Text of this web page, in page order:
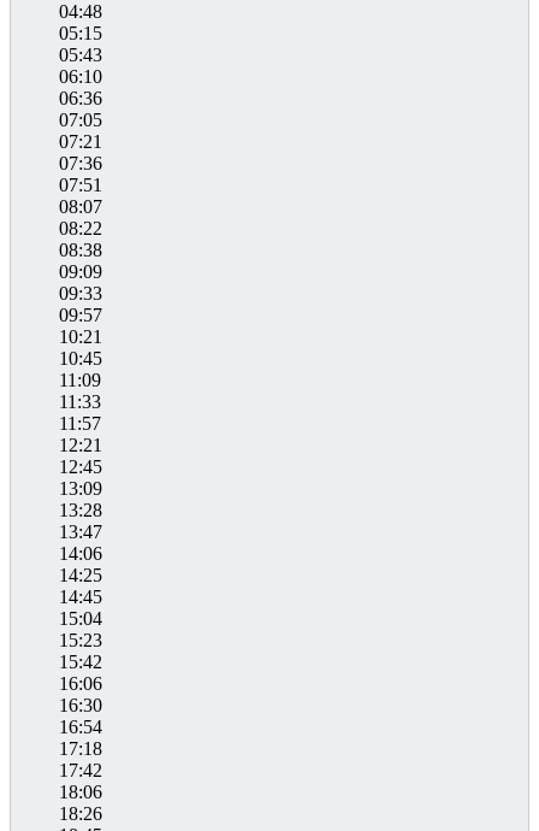
04:48
05:15
05:43
06:10
06:36
07:05
07:21
07:36
07:51
08:07
08:22
08:38
09:09
09:33
09:57
10:21
10:45
11:09
11:33
11:57
12:21
12:45
13:09
13:28
13:47
14:06
14:25
14:45
15:04
15:23
15:42
16:06
16:30
16:54
17:18
17:42
18:06
18:26